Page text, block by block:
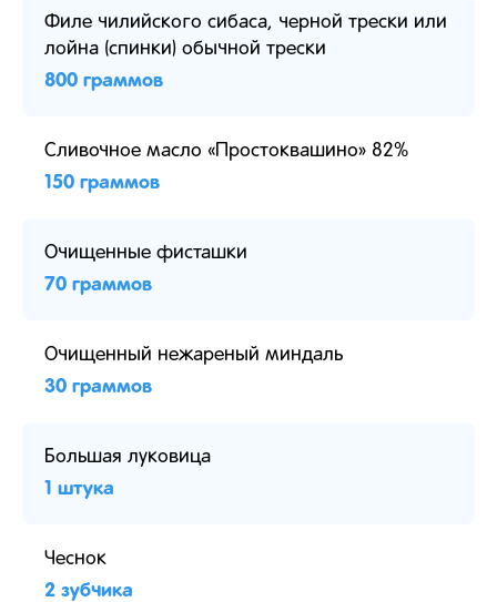
Филе чилийского сибаса, черной трески или
лойна (спинки) обычной трески
800 граммов
Сливочное масло «Простоквашино» 82%
150 граммов
Очищенные фисташки
70 граммов
Очищенный нежареный миндаль
30 граммов
Большая луковица
1 штука
Чеснок
2 зубчика